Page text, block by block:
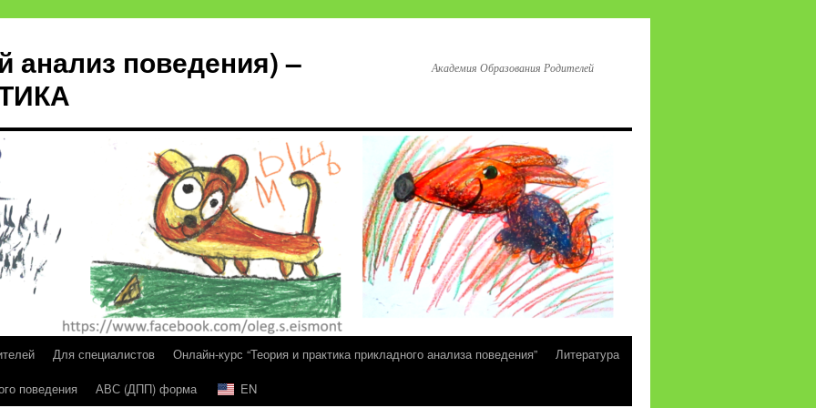
анализ поведения) –
Академия Образования Родителей
Для специалистов Онлайн-курс “Теория и практика прикладного анализа поведения”
Литература
поведения АВС (ДПП) форма EN